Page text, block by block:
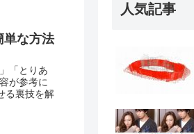
単な方法
「とりあ
が参考に
る裏技を解
人気記事